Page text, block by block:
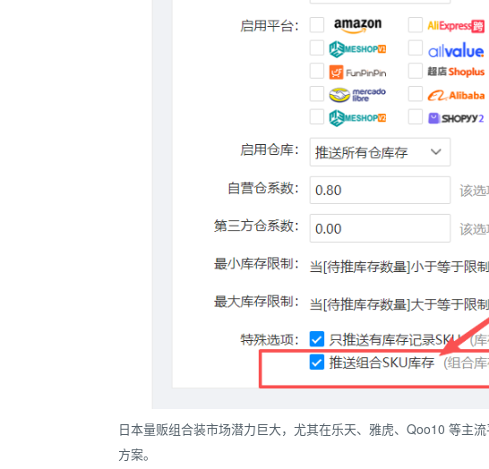
日本量贩组合装市场潜力巨大，尤其在乐天、雅虎、Qoo10 等主
方案。